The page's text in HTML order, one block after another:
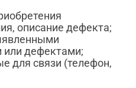
описание дефекта;
или дефектами;
для связи (телефон,